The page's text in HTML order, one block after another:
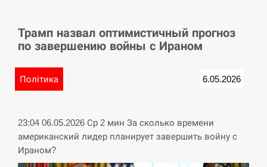
15:40
У Німеччині удар блискавки розділив навпіл
місто в Баварії
СЕРПЕНЬ
СЕРПЕНЬ
Трамп назвал оптимистичный прогноз
по завершению войны с Ираном
Політика 6.05.2026
23:04 06.05.2026 Ср 2 мин За сколько времени
американский лидер планирует завершить войну с
Ираном?